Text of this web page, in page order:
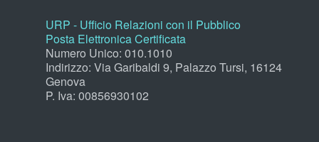
URP - Ufficio Relazioni con il Pubblico
Posta Elettronica Certificata
Numero Unico: 010.1010
Indirizzo: Via Garibaldi 9, Palazzo Tursi, 16124
Genova
P. Iva: 00856930102